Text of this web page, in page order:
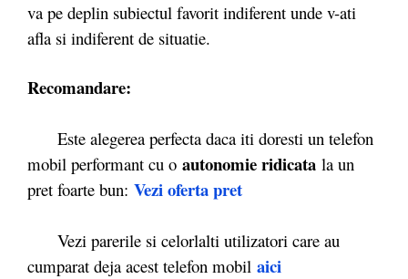
va pe deplin subiectul favorit indiferent unde v-ati
afla si indiferent de situatie.
Recomandare:
Este alegerea perfecta daca iti doresti un telefon
mobil performant cu o autonomie ridicata la un
pret foarte bun: Vezi oferta pret
Vezi parerile si celorlalti utilizatori care au
cumparat deja acest telefon mobil aici